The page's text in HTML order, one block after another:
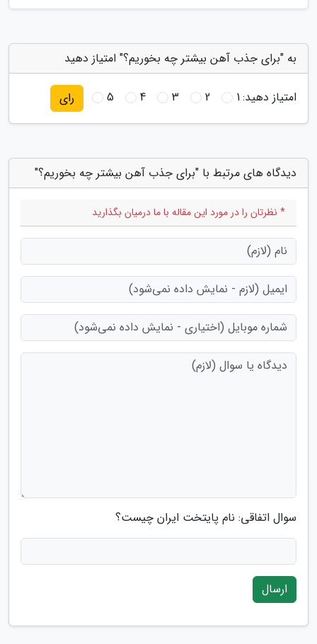
به "برای جذب آهن بیشتر چه بخوریم؟" امتیاز دهید
امتیاز دهید:1
2
3
4
5 رای
دیدگاه های مرتبط با "برای جذب آهن بیشتر چه بخوریم؟"
* نظرتان را در مورد این مقاله با ما درمیان بگذارید
سوال اتفاقی: نام پایتخت ایران چیست؟
ارسال